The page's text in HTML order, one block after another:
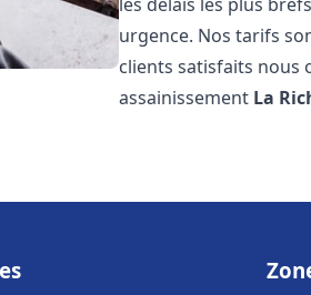
urgence. Nos tarifs
clients satisfaits nous
assainissement La